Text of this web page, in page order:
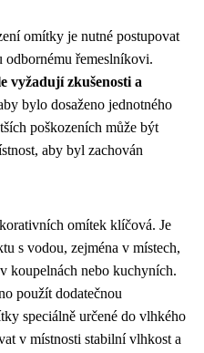
omítky je nutné postupovat
odbornému řemeslníkovi.
vyžadují zkušenosti a
bylo dosaženo jednotného
poškozeních může být
aby byl zachován
omítek klíčová. Je
s vodou, zejména v místech,
koupelnách nebo kuchyních.
použít dodatečnou
speciálně určené do vlhkého
v místnosti stabilní vlhkost a